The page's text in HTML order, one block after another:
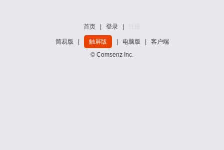
首页 登录
简易版 触屏版 电脑版
客户端
© Comsenz Inc.